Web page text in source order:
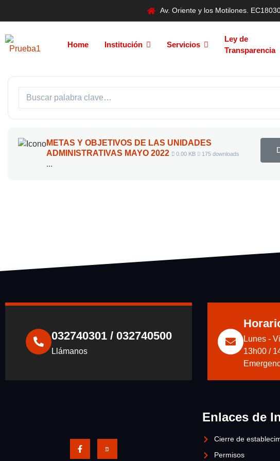
Av. Oriente y los Motilones.
Home Institución Servicios
Ley de
Transparencia
METAS Y OBJETIVOS DE LAS UNIDADES
ADMINISTRATIVAS MAYO 2022
0.00 KB 175 downloads
...
032740301 / 032740500
Llámanos
Lunes -
13h00 /
Enlaces de
Cierre de
Permisos